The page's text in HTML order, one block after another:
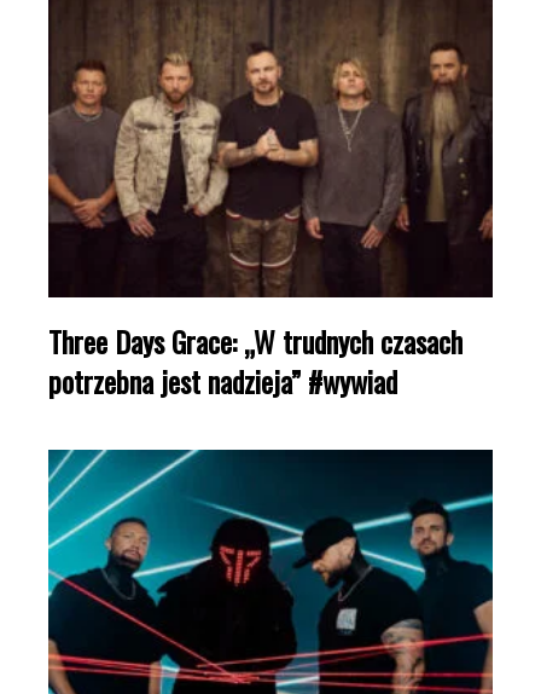
Three Days Grace: „W trudnych czasach
potrzebna jest nadzieja” #wywiad